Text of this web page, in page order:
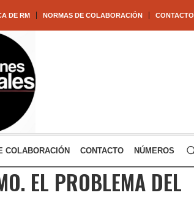
DE RM NORMAS DE COLABORACIÓN CONTACTO
COLABORACIÓN CONTACTO NÚMEROS
EL PROBLEMA DEL